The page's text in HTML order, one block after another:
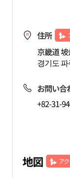
住所
京畿道
경기도
お問い合
+82-31-
地図 ア